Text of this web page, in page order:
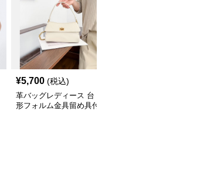
¥5,700 (税込)
革バッグレディース 台
形フォルム金具留め具付